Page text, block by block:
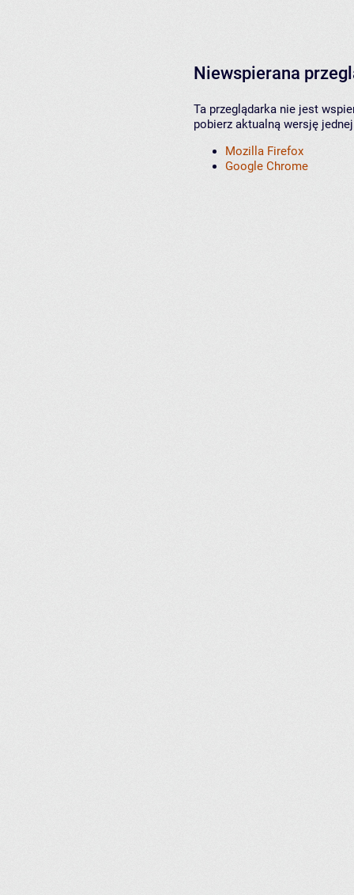
Niewspierana
Ta przeglądarka nie jest
pobierz aktualną wersję
Mozilla Firefox
Google Chrome